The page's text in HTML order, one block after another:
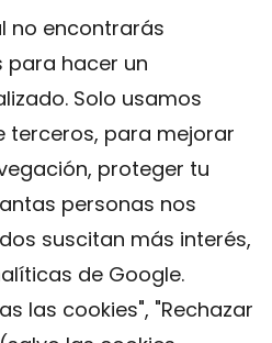
no encontrarás
para hacer un
Solo usamos
terceros, para mejorar
proteger tu
personas nos
suscitan más interés,
de Google.
las cookies", "Rechazar